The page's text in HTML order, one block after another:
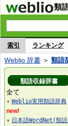
類
索引 ランキング
Weblio 辞書 ＞ 類語
類語収録辞書
全て
▼ Weblio実用類語辞典
new!
▼ 日本語WordNet(類